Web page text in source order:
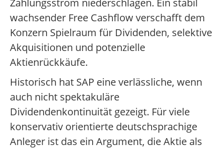
Zahlungsstrom niederschlagen. Ein stabil
wachsender Free Cashflow verschafft dem
Konzern Spielraum für Dividenden, selektive
Akquisitionen und potenzielle
Aktienrückkäufe.
Historisch hat SAP eine verlässliche, wenn
auch nicht spektakuläre
Dividendenkontinuität gezeigt. Für viele
konservativ orientierte deutschsprachige
Anleger ist das ein Argument, die Aktie als